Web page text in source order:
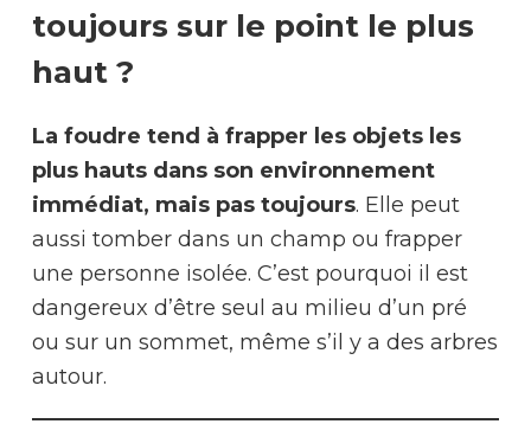
toujours sur le point le plus
haut ?
La foudre tend à frapper les objets les
plus hauts dans son environnement
immédiat, mais pas toujours. Elle peut
aussi tomber dans un champ ou frapper
une personne isolée. C’est pourquoi il est
dangereux d’être seul au milieu d’un pré
ou sur un sommet, même s’il y a des arbres
autour.